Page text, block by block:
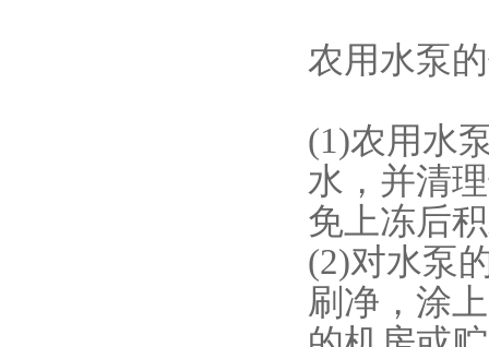
农用水泵
(1)农用水
水，并清
免上冻后
(2)对水泵
刷净，涂